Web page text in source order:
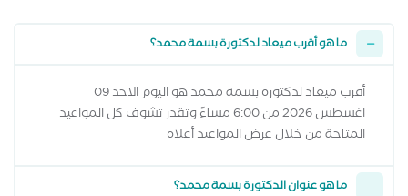
ما هو أقرب ميعاد لدكتورة بسمة محمد؟
أقرب ميعاد لدكتورة بسمة محمد هو اليوم الاحد 09
اغسطس 2026 من 6:00 مساءً وتقدر تشوف كل المواعيد
المتاحة من خلال عرض المواعيد أعلاه
ما هو عنوان الدكتورة بسمة محمد؟